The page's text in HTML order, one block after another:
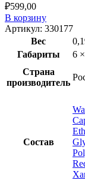
₽599,00
В корзину
Артикул: 330177
Вес
Габариты
6
Страна
производитель
Состав